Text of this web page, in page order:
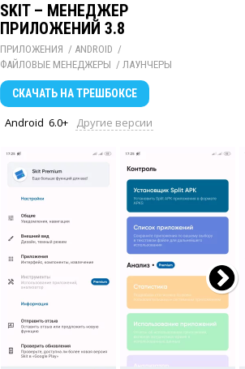
SKIT – МЕНЕДЖЕР
ПРИЛОЖЕНИЙ 3.8
ПРИЛОЖЕНИЯ / ANDROID /
ФАЙЛОВЫЕ МЕНЕДЖЕРЫ / ЛАУНЧЕРЫ
СКАЧАТЬ НА ТРЕШБОКСЕ
Android 6.0+ Другие версии